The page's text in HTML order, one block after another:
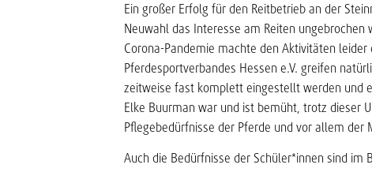
Ein großer Erfolg für den Reitbetrieb an der
Neuwahl das Interesse am Reiten
Corona-Pandemie machte den Aktivitäten
Pferdesportverbandes Hessen e.V. greifen
zeitweise fast komplett eingestellt werden und
Elke Buurman war und ist bemüht, trotz dieser
Pflegebedürfnisse der Pferde und vor allem
Auch die Bedürfnisse der Schüler*innen sind